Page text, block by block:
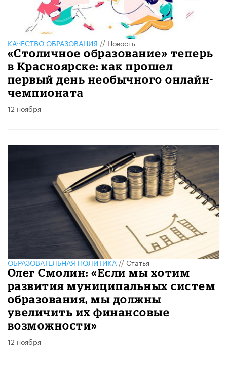
КАЧЕСТВО ОБРАЗОВАНИЯ // Новость
«Столичное образование» теперь
в Красноярске: как прошел
первый день необычного онлайн-
чемпионата
12 ноября
ОБРАЗОВАТЕЛЬНАЯ ПОЛИТИКА//Статья
Олег Смолин: «Если мы хотим
развития муниципальных систем
образования, мы должны
увеличить их финансовые
возможности»
12 ноября